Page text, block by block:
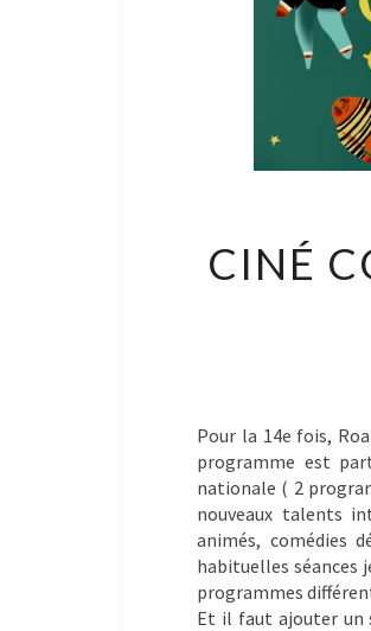
CINÉ
Pour la 14e fois,
programme est
nationale ( 2
nouveaux talents
animés, comédies
habituelles séances
programmes
Et il faut ajouter un